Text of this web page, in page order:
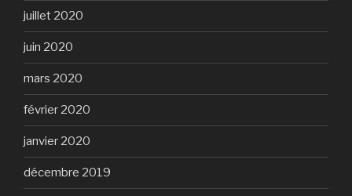
juillet 2020
juin 2020
mars 2020
février 2020
janvier 2020
décembre 2019